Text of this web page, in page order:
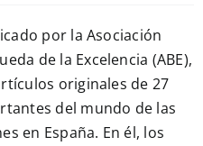
por la Asociación
de la Excelencia (ABE),
originales de 27
del mundo de las
en España. En él, los